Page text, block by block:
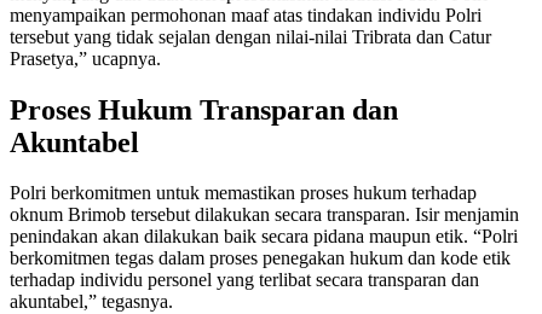
menyampaikan permohonan maaf atas tindakan individu Polri
tersebut yang tidak sejalan dengan nilai-nilai Tribrata dan Catur
Prasetya,” ucapnya.
Proses Hukum Transparan dan
Akuntabel
Polri berkomitmen untuk memastikan proses hukum terhadap
oknum Brimob tersebut dilakukan secara transparan. Isir menjamin
penindakan akan dilakukan baik secara pidana maupun etik. “Polri
berkomitmen tegas dalam proses penegakan hukum dan kode etik
terhadap individu personel yang terlibat secara transparan dan
akuntabel,” tegasnya.